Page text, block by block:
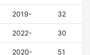
2019- 32
2022- 30
2020- 51